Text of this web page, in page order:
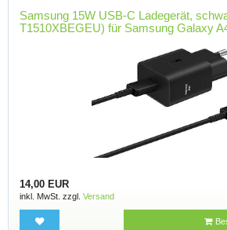
Samsung 15W USB-C Ladegerät,
T1510XBEGEU) für Samsung Galaxy
14,00 EUR
inkl. MwSt. zzgl. Versand